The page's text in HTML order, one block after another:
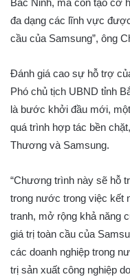
đa dạng các lĩnh vực
cầu của Samsung”, ông
Đánh giá cao sự hỗ trợ
Phó chủ tịch UBND tỉnh
là bước khởi đầu mới,
quá trình hợp tác bền
Thương và Samsung.
“Chương trình này sẽ hỗ
trong nước trong việc kết
tranh, mở rộng khả năng
giá trị toàn cầu của
các doanh nghiệp trong
trị sản xuất công nghiệp